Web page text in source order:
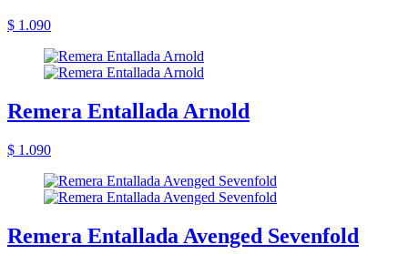
$ 1.090
Remera Entallada Arnold
$ 1.090
Remera Entallada Avenged Sevenfold